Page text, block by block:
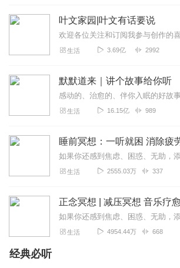
音频来源于链景旅行叶文家园|叶文有话要说
生活 3.69亿 2992
默默道来｜讲个故事给你听
生活 16.15亿 989
生活 2555.03万 337
生活 4954.44万 668
经典必听